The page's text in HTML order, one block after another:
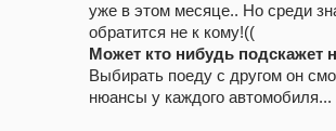
уже в этом месяце.. Но среди
обратится не к кому!((
Может кто нибудь подскажет
Выбирать поеду с другом он
нюансы у каждого